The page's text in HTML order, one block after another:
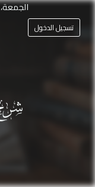
تسجيل الدخول
الجمعة، ٢٤ صفر